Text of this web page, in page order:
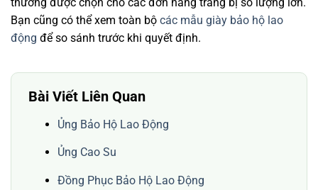
Bạn cũng có thể xem toàn bộ các mẫu giày bảo hộ lao
động để so sánh trước khi quyết định.
Bài Viết Liên Quan
Ủng Bảo Hộ Lao Động
Ủng Cao Su
Đồng Phục Bảo Hộ Lao Động